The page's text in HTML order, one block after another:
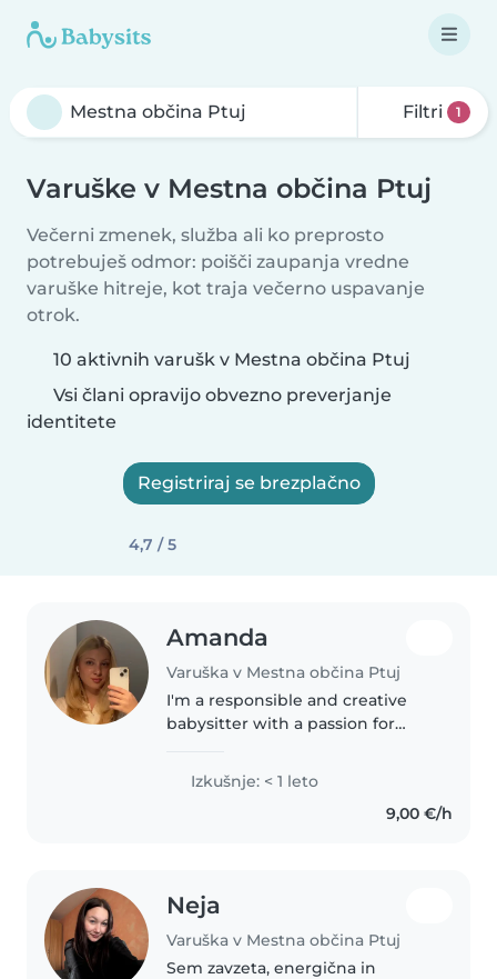
Filtri 1
Varuške v Mestna občina Ptuj
Večerni zmenek, služba ali ko preprosto
potrebuješ odmor: poišči zaupanja vredne
varuške hitreje, kot traja večerno uspavanje
otrok.
10 aktivnih varušk v Mestna občina Ptuj
Vsi člani opravijo obvezno preverjanje
identitete
Registriraj se brezplačno
4,7 / 5
Amanda
Varuška v Mestna občina Ptuj
I'm a responsible and creative
babysitter with a passion for
ages. I have a degree in Health
Sciences from Primorska
Izkušnje: < 1 leto
9,00 €/h
Neja
Varuška v Mestna občina Ptuj
Sem zavzeta, energična in